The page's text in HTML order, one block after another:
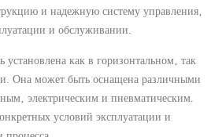
и надежную систему управления‚
и обслуживании.
как в горизонтальном‚ так
Она может быть оснащена различными
электрическим и пневматическим.
условий эксплуатации и